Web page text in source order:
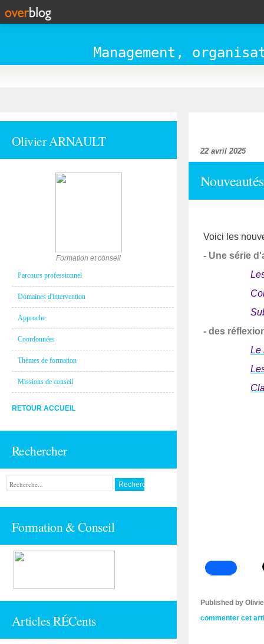
Management,
Olivier ARNAULT
Formation et conseil
Parcours professionnel
Domaines d'intervention
Approche
Coordonnées
Thèmes de formation
Missions de conseil
RETOUR ACCUEIL
Rechercher
Formation & Conseil
Articles RÉCents
22 avril 2025
Nouveautés
Voici les
- Une série
- des
Le
Published by
commenter cet